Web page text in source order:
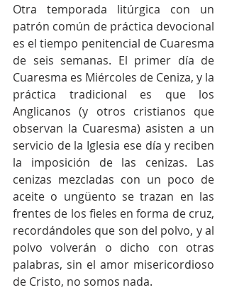
Otra temporada litúrgica con un
patrón común de práctica devocional
es el tiempo penitencial de Cuaresma
de seis semanas. El primer día de
Cuaresma es Miércoles de Ceniza, y la
práctica tradicional es que los
Anglicanos (y otros cristianos que
observan la Cuaresma) asisten a un
servicio de la Iglesia ese día y reciben
la imposición de las cenizas. Las
cenizas mezcladas con un poco de
aceite o ungüento se trazan en las
frentes de los fieles en forma de cruz,
recordándoles que son del polvo, y al
polvo volverán o dicho con otras
palabras, sin el amor misericordioso
de Cristo, no somos nada.